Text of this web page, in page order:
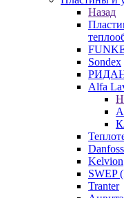
Назад
Sondex
Alfa
Danfoss
Kelvion
SWEP
Tranter